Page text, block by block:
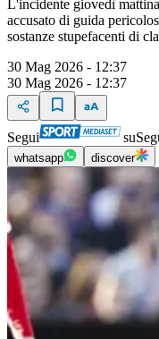
L'incidente giovedì
accusato di guida
sostanze stupefacenti di
30 Mag 2026 - 12:37
30 Mag 2026 - 12:37
Segui su
whatsapp discover